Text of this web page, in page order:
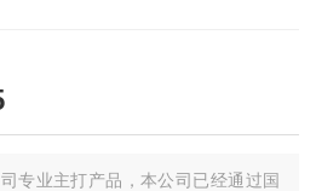
专业主打产品，本公司已经通过国